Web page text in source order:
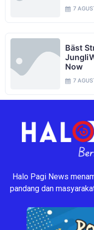
7
Bäst
Now
7
Halo Pagi News
pandang dan